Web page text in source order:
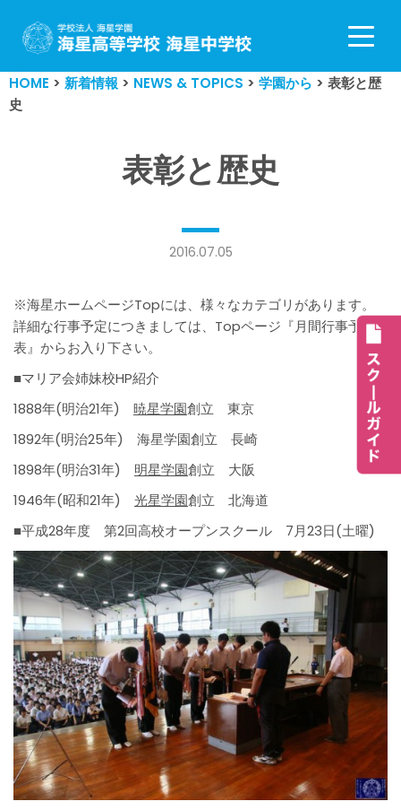
コ
ン
テ
ン
HOME > 新着情報 > NEWS & TOPICS > 学園から > 表彰と歴
史
表彰と歴史
2016.07.05
※海星ホームページTopには、様々なカテゴリがあります。
詳細な行事予定につきましては、Topページ『月間行事予定
表』からお入り下さい。
■マリア会姉妹校HP紹介
1888年(明治21年) 暁星学園創立 東京
1892年(明治25年) 海星学園創立 長崎
1898年(明治31年) 明星学園創立 大阪
1946年(昭和21年) 光星学園創立 北海道
■平成28年度 第2回高校オープンスクール 7月23日(土曜)